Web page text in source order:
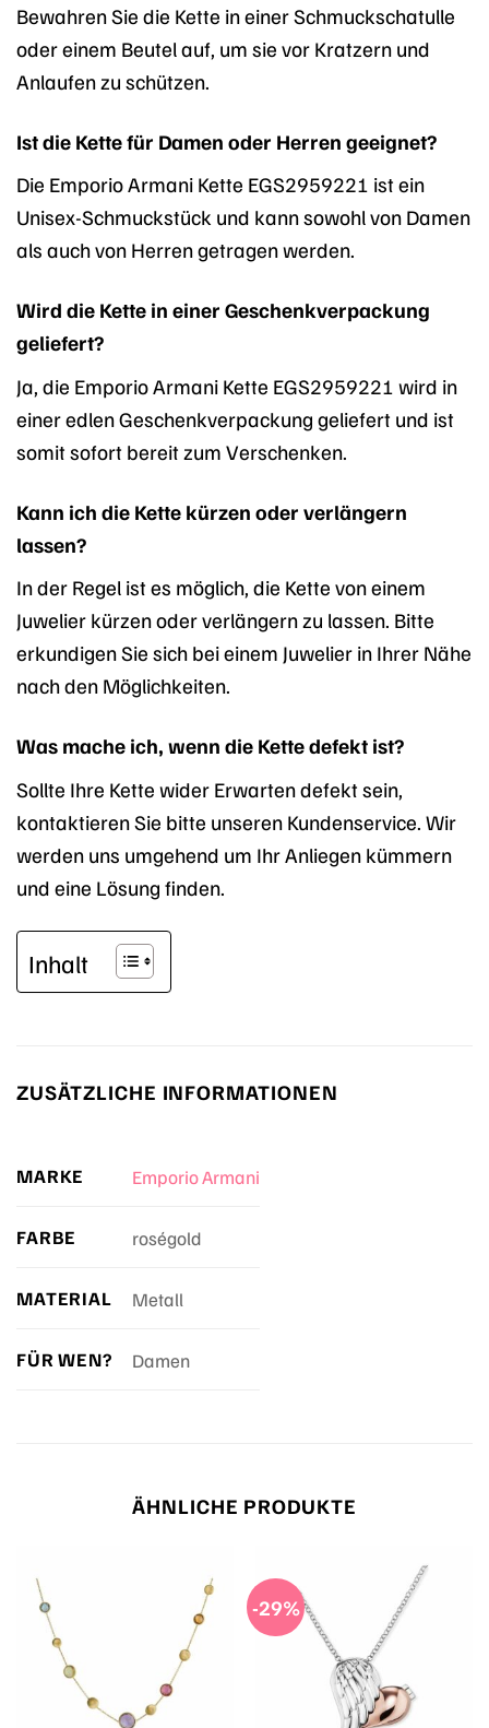
Bewahren Sie die Kette in einer Schmuckschatulle
oder einem Beutel auf, um sie vor Kratzern und
Anlaufen zu schützen.
Ist die Kette für Damen oder Herren geeignet?
Die Emporio Armani Kette EGS2959221 ist ein
Unisex-Schmuckstück und kann sowohl von Damen
als auch von Herren getragen werden.
Wird die Kette in einer Geschenkverpackung
geliefert?
Ja, die Emporio Armani Kette EGS2959221 wird in
einer edlen Geschenkverpackung geliefert und ist
somit sofort bereit zum Verschenken.
Kann ich die Kette kürzen oder verlängern
lassen?
In der Regel ist es möglich, die Kette von einem
Juwelier kürzen oder verlängern zu lassen. Bitte
erkundigen Sie sich bei einem Juwelier in Ihrer Nähe
nach den Möglichkeiten.
Was mache ich, wenn die Kette defekt ist?
Sollte Ihre Kette wider Erwarten defekt sein,
kontaktieren Sie bitte unseren Kundenservice. Wir
werden uns umgehend um Ihr Anliegen kümmern
und eine Lösung finden.
Inhalt
ZUSÄTZLICHE INFORMATIONEN
MARKE Emporio Armani
FARBE roségold
MATERIAL Metall
FÜR WEN? Damen
ÄHNLICHE PRODUKTE
-29%